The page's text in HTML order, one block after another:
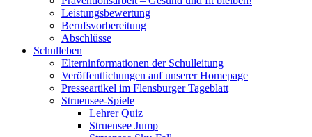
Leistungsbewertung
Berufsvorbereitung
Abschlüsse
Schulleben
Elterninformationen der Schulleitung
Veröffentlichungen auf unserer Homepage
Presseartikel im Flensburger Tageblatt
Struensee-Spiele
Lehrer Quiz
Struensee Jump